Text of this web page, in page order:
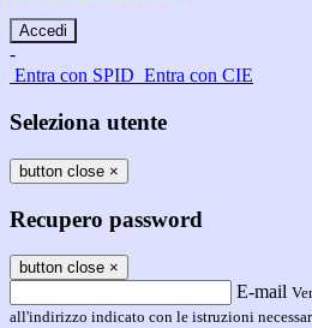
-
Entra con SPID Entra con CIE
Seleziona utente
button close ×
Recupero password
button close ×
E-mail
all'indirizzo indicato con le istruzioni